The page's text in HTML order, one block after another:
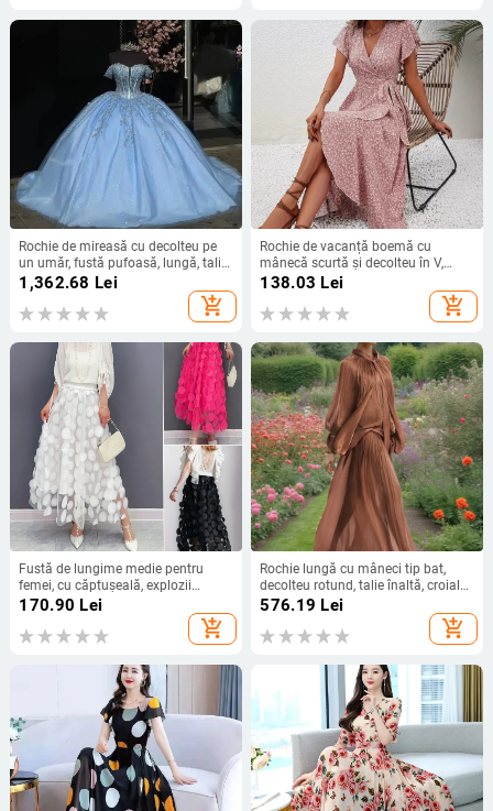
Rochie de mireasă cu decolteu pe
un umăr, fustă pufoasă, lungă, talie
înaltă, material poliester
1,362.68 Lei
add_shopping_cart
Rochie de vacanță boemă cu
mânecă scurtă și decolteu în V,
model Independent Station
138.03 Lei
add_shopping_cart
Fustă de lungime medie pentru
femei, cu căptușeală, explozii
transfrontaliere europene și
americane, primăvară și vară,
tridimensional, cusut decorativ,
170.90 Lei
add_shopping_cart
Rochie lungă cu mâneci tip bat,
decolteu rotund, talie înaltă, croială
A-line, fermoar
576.19 Lei
add_shopping_cart